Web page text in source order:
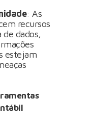
: As
recursos
de dados,
estejam